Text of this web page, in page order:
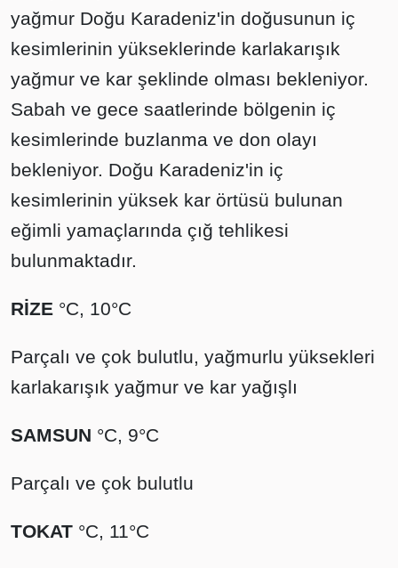
yağmur Doğu Karadeniz'in doğusunun iç
kesimlerinin yükseklerinde karlakarışık
yağmur ve kar şeklinde olması bekleniyor.
Sabah ve gece saatlerinde bölgenin iç
kesimlerinde buzlanma ve don olayı
bekleniyor. Doğu Karadeniz'in iç
kesimlerinin yüksek kar örtüsü bulunan
eğimli yamaçlarında çığ tehlikesi
bulunmaktadır.
RİZE °C, 10°C
Parçalı ve çok bulutlu, yağmurlu yüksekleri
karlakarışık yağmur ve kar yağışlı
SAMSUN °C, 9°C
Parçalı ve çok bulutlu
TOKAT °C, 11°C